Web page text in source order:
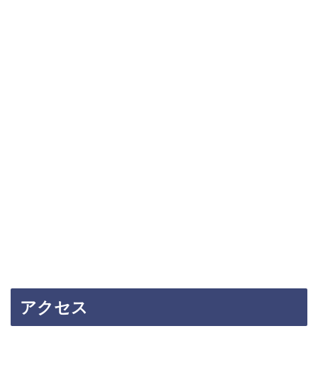
アクセス